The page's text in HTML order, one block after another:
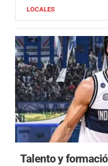
LOCALES
Talento y